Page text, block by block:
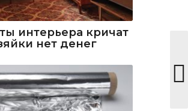
интерьера кричат
нет денег